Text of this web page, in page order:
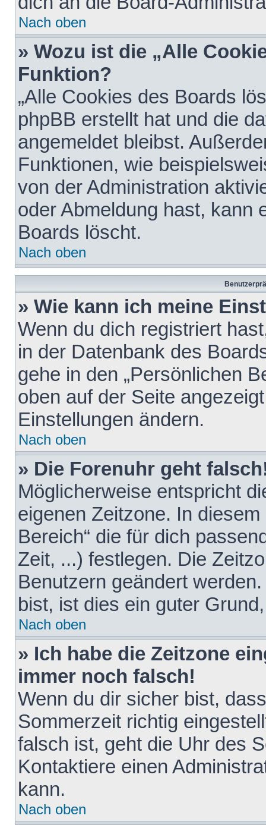
Nach oben
» Wozu ist die „Alle
Funktion?
„Alle Cookies des Boards
phpBB erstellt hat und die
angemeldet bleibst.
Funktionen, wie
von der Administration
oder Abmeldung hast, kann
Boards löscht.
Nach oben
» Wie kann ich meine
Wenn du dich registriert
in der Datenbank des
gehe in den „Persönlichen
oben auf der Seite
Einstellungen ändern.
Nach oben
» Die Forenuhr geht
Möglicherweise entspricht
eigenen Zeitzone. In
Bereich“ die für dich
Zeit, ...) festlegen. Die
Benutzern geändert
bist, ist dies ein guter
Nach oben
» Ich habe die Zeitzone
immer noch falsch!
Wenn du dir sicher bist,
Sommerzeit richtig
falsch ist, geht die Uhr des
Kontaktiere einen
kann.
Nach oben